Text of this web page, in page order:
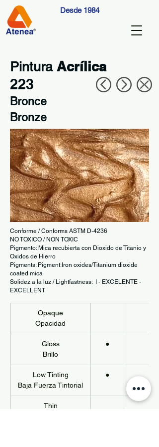
Desde 1984
Pintura Acrílica
223
Bronce
Bronze
Conforme / Conforms ASTM D-4236
NO TOXICO / NON TOXIC
Pigmento: Mica recubierta con Dioxido de Titanio y
Oxidos de Hierro
Pigments: Pigment:Iron oxides/Titanium dioxide
coated mica
Solidez a la luz / Lightfastness: I - EXCELENTE -
EXCELLENT
Opaque
Opacidad
Gloss
Brillo
●
Low Tinting
Baja Fuerza Tintorial
●
Thin